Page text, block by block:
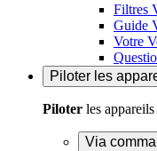
Filtres
Guide
Votre
Piloter les
Piloter les appareils
Via